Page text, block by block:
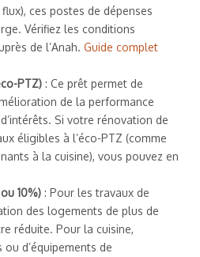
ces postes de dépenses
Vérifiez les conditions
de l’Anah. Guide complet
PTZ) : Ce prêt permet de
de la performance
Si votre rénovation de
éligibles à l’éco-PTZ (comme
à la cuisine), vous pouvez en
10%) : Pour les travaux de
des logements de plus de
réduite. Pour la cuisine,
d’équipements de